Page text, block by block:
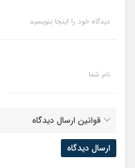
دیدگاه خود را اینجا بنویسید
نام شما
قوانین ارسال دیدگاه